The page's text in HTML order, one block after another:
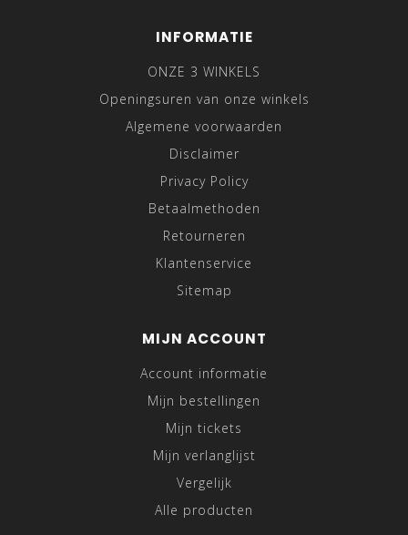
INFORMATIE
ONZE 3 WINKELS
Openingsuren van onze winkels
Algemene voorwaarden
Disclaimer
Privacy Policy
Betaalmethoden
Retourneren
Klantenservice
Sitemap
MIJN ACCOUNT
Account informatie
Mijn bestellingen
Mijn tickets
Mijn verlanglijst
Vergelijk
Alle producten